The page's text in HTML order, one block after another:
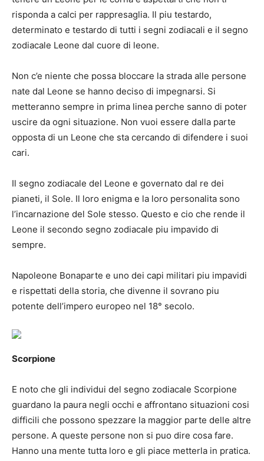
risponda a calci per rappresaglia. Il piu testardo,
determinato e testardo di tutti i segni zodiacali e il segno
zodiacale Leone dal cuore di leone.
Non c’e niente che possa bloccare la strada alle persone
nate dal Leone se hanno deciso di impegnarsi. Si
metteranno sempre in prima linea perche sanno di poter
uscire da ogni situazione. Non vuoi essere dalla parte
opposta di un Leone che sta cercando di difendere i suoi
cari.
Il segno zodiacale del Leone e governato dal re dei
pianeti, il Sole. Il loro enigma e la loro personalita sono
l’incarnazione del Sole stesso. Questo e cio che rende il
Leone il secondo segno zodiacale piu impavido di
sempre.
Napoleone Bonaparte e uno dei capi militari piu impavidi
e rispettati della storia, che divenne il sovrano piu
potente dell’impero europeo nel 18° secolo.
Scorpione
E noto che gli individui del segno zodiacale Scorpione
guardano la paura negli occhi e affrontano situazioni cosi
difficili che possono spezzare la maggior parte delle altre
persone. A queste persone non si puo dire cosa fare.
Hanno una mente tutta loro e gli piace metterla in pratica.